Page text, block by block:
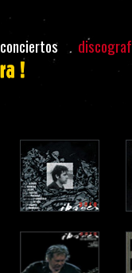
conciertos